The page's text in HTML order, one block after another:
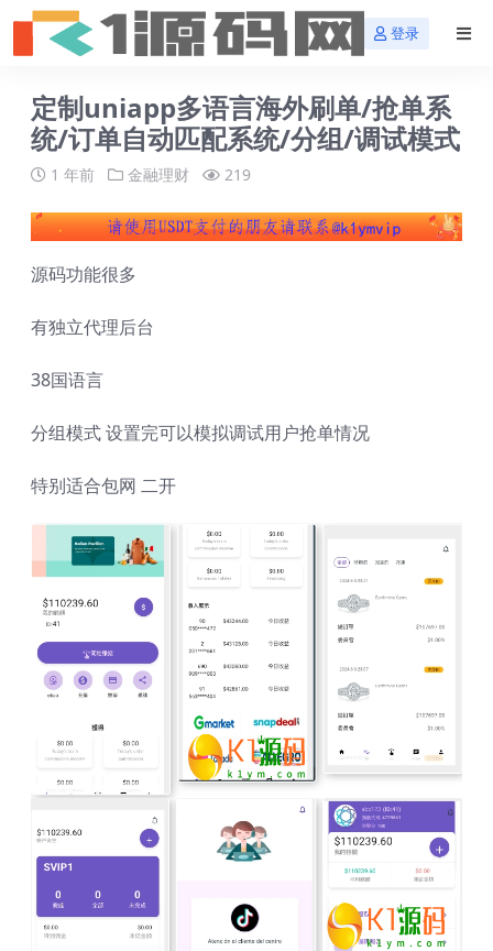
登录
定制uniapp多语言海外刷单/抢单系
统/订单自动匹配系统/分组/调试模式
1 年前 金融理财 219
源码功能很多
有独立代理后台
38国语言
分组模式 设置完可以模拟调试用户抢单情况
特别适合包网 二开